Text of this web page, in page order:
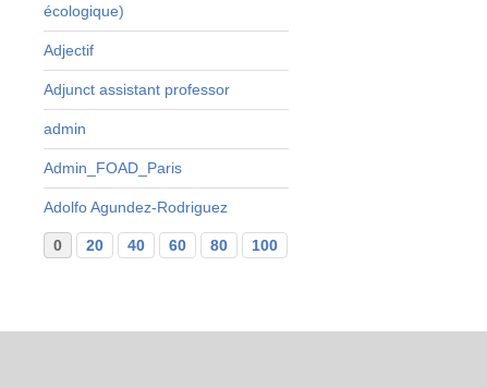
écologique)
Adjectif
Adjunct assistant professor
admin
Admin_FOAD_Paris
Adolfo Agundez-Rodriguez
0 20 40 60 80 100